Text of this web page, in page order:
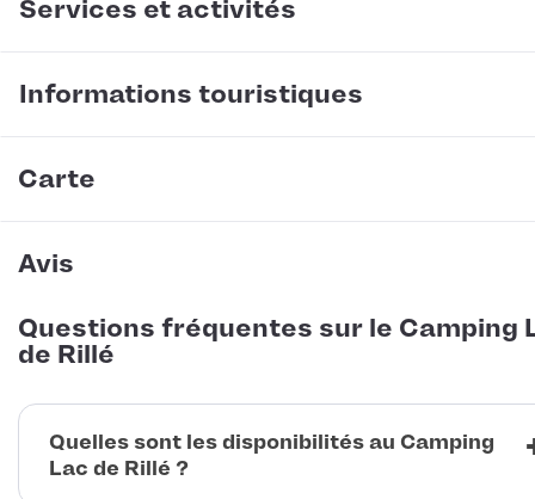
Services et activités
Informations touristiques
Carte
Avis
Questions fréquentes sur le Camping
de Rillé
Quelles sont les disponibilités au Camping
Lac de Rillé ?